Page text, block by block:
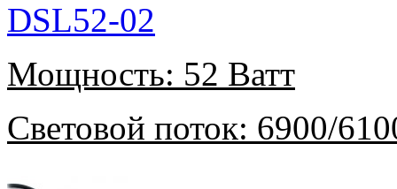
DSL52-02
Мощность: 52 Ватт
Световой поток: 6900/